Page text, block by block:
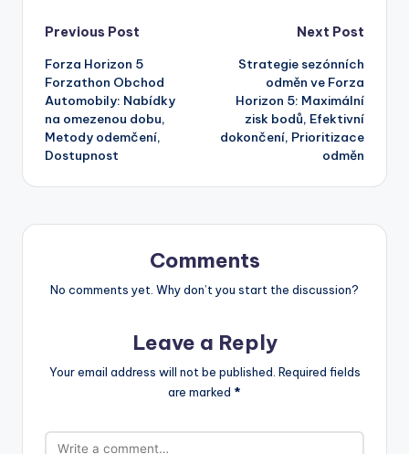
Post
navigation
Previous Post
Forza Horizon 5
Forzathon Obchod
Automobily: Nabídky
na omezenou dobu,
Metody odemčení,
Dostupnost
Next Post
Strategie sezónních
odměn ve Forza
Horizon 5: Maximální
zisk bodů, Efektivní
dokončení, Prioritizace
odměn
Comments
No comments yet. Why don’t you start the discussion?
Leave a Reply
Your email address will not be published. Required fields
are marked *